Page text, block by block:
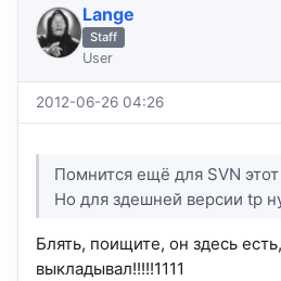
Lange
Staff
User
2012-06-26 04:26
Помнится ещё для SVN
Но для здешней версии tp
Блять, поищите, он здесь
выкладывал!!!!!1111